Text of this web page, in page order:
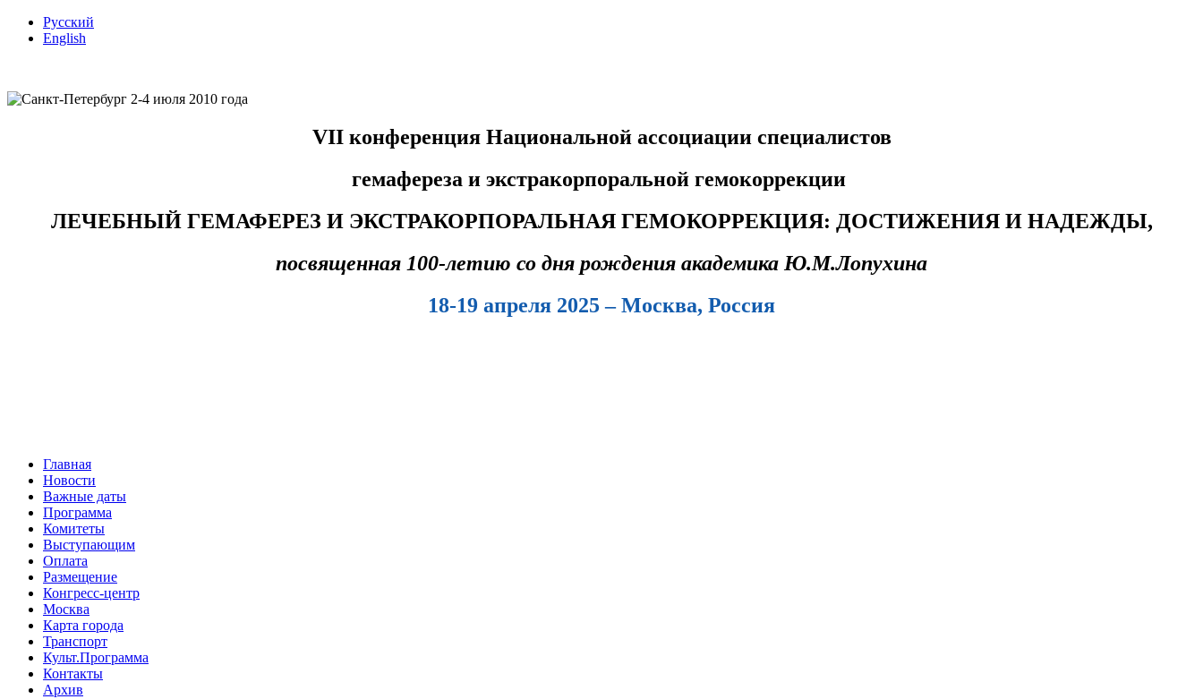
Русский
English
VII конференция Национальной ассоциации специалистов
гемафереза и экстракорпоральной гемокоррекции
ЛЕЧЕБНЫЙ ГЕМАФЕРЕЗ И ЭКСТРАКОРПОРАЛЬНАЯ ГЕМОКОРРЕКЦИЯ: ДОСТИЖЕНИЯ И НАДЕЖДЫ,
посвященная 100-летию со дня рождения академика Ю.М.Лопухина
18-19 апреля 2025 – Москва, Россия
Главная
Новости
Важные даты
Программа
Комитеты
Выступающим
Оплата
Размещение
Конгресс-центр
Москва
Карта города
Транспорт
Культ.Программа
Контакты
Архив